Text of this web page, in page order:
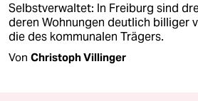
Selbstverwaltet: In Freiburg sind
deren Wohnungen deutlich billiger
die des kommunalen Trägers.
Von Christoph Villinger